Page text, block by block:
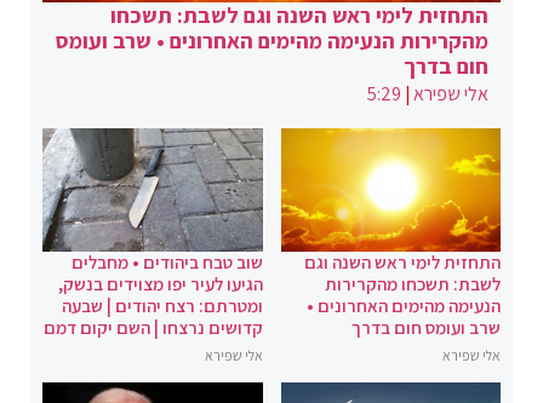
התחזית לימי ראש השנה וגם לשבת: תשכחו
מהקרירות הנעימה מהימים האחרונים • שרב ועומס
חום בדרך
אלי שפירא|
5:29
התחזית לימי ראש השנה וגם
לשבת: תשכחו מהקרירות
הנעימה מהימים האחרונים •
שרב ועומס חום בדרך
אלי שפירא
שוב טבח ביהודים • מחבלים
הגיעו לעיר יפו מצוידים בנשק,
ומטרתם: רצח יהודים | שבעה
קדושים נרצחו | השם יקום דמם
אלי שפירא